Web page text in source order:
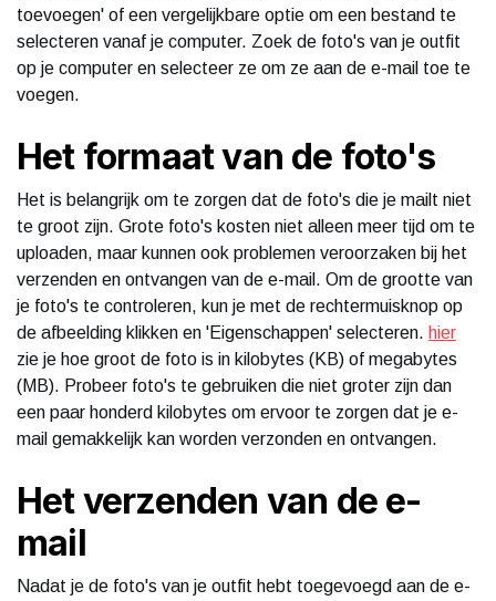
toevoegen' of een vergelijkbare optie om een bestand te
selecteren vanaf je computer. Zoek de foto's van je outfit
op je computer en selecteer ze om ze aan de e-mail toe te
voegen.
Het formaat van de foto's
Het is belangrijk om te zorgen dat de foto's die je mailt niet
te groot zijn. Grote foto's kosten niet alleen meer tijd om te
uploaden, maar kunnen ook problemen veroorzaken bij het
verzenden en ontvangen van de e-mail. Om de grootte van
je foto's te controleren, kun je met de rechtermuisknop op
de afbeelding klikken en 'Eigenschappen' selecteren. hier
zie je hoe groot de foto is in kilobytes (KB) of megabytes
(MB). Probeer foto's te gebruiken die niet groter zijn dan
een paar honderd kilobytes om ervoor te zorgen dat je e-
mail gemakkelijk kan worden verzonden en ontvangen.
Het verzenden van de e-
mail
Nadat je de foto's van je outfit hebt toegevoegd aan de e-